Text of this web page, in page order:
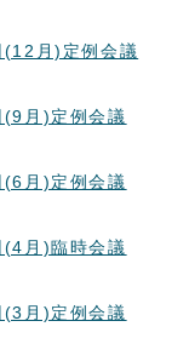
月)定例会議
月)定例会議
月)定例会議
月)臨時会議
月)定例会議